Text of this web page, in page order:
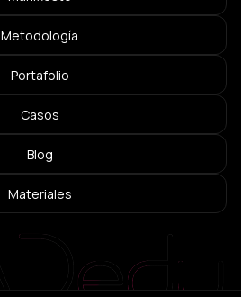
Metodología
Portafolio
Casos
Blog
Materiales